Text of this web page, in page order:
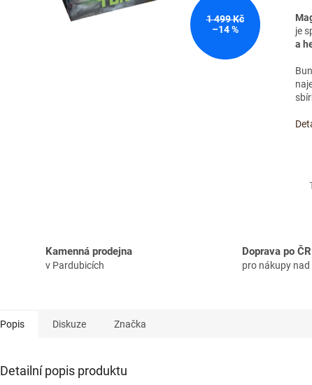
1 499 Kč
–14 %
je
a
Kamenná prodejna
v Pardubicích
Doprava po
pro nákupy nad
Popis Diskuze Značka
Detailní popis produktu